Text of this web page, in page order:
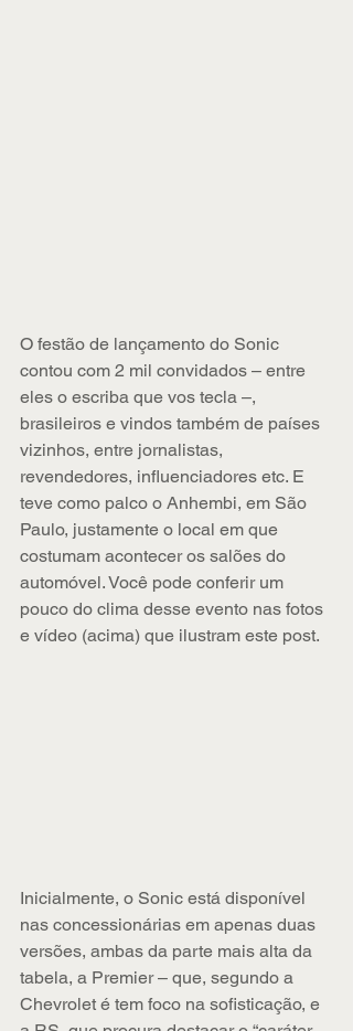
O festão de lançamento do Sonic
contou com 2 mil convidados – entre
eles o escriba que vos tecla –,
brasileiros e vindos também de países
vizinhos, entre jornalistas,
revendedores, influenciadores etc. E
teve como palco o Anhembi, em São
Paulo, justamente o local em que
costumam acontecer os salões do
automóvel. Você pode conferir um
pouco do clima desse evento nas fotos
e vídeo (acima) que ilustram este post.
Inicialmente, o Sonic está disponível
nas concessionárias em apenas duas
versões, ambas da parte mais alta da
tabela, a Premier – que, segundo a
Chevrolet é tem foco na sofisticação, e